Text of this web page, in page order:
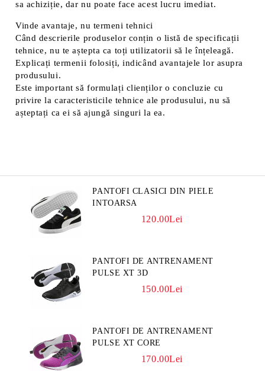
sa achiziție, dar nu poate face acest lucru imediat.
Vinde avantaje, nu termeni tehnici
Când descrierile produselor conțin o listă de specificații
tehnice, nu te aștepta ca toți utilizatorii să le înțeleagă.
Explicați termenii folosiți, indicând avantajele lor asupra
produsului.
Este important să formulați clienților o concluzie cu
privire la caracteristicile tehnice ale produsului, nu să
așteptați ca ei să ajungă singuri la ea.
PANTOFI CLASICI DIN PIELE
INTOARSA
120.00Lei
PANTOFI DE ANTRENAMENT
PULSE XT 3D
150.00Lei
PANTOFI DE ANTRENAMENT
PULSE XT CORE
170.00Lei